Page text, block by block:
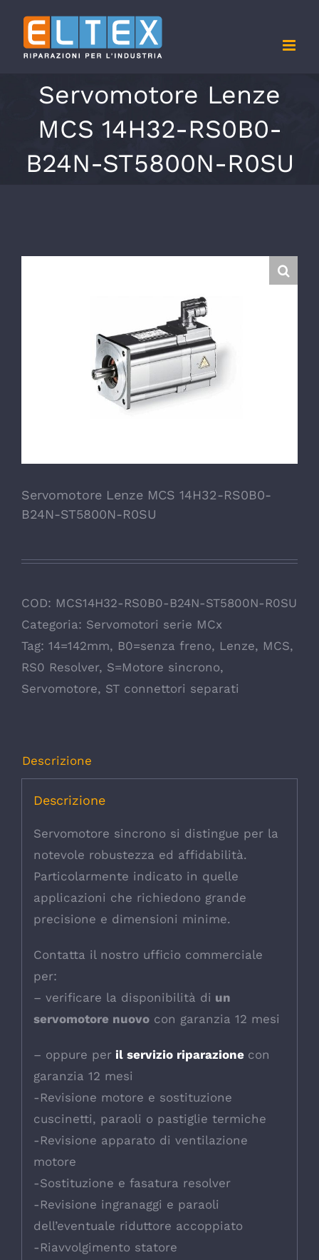
contenuto
Servomotore Lenze
MCS 14H32-RS0B0-
B24N-ST5800N-R0SU
Servomotore Lenze MCS 14H32-RS0B0-
B24N-ST5800N-R0SU
COD: MCS14H32-RS0B0-B24N-ST5800N-R0SU
Categoria: Servomotori serie MCx
Tag: 14=142mm, B0=senza freno, Lenze, MCS,
RS0 Resolver, S=Motore sincrono,
Servomotore, ST connettori separati
Descrizione
Descrizione
Servomotore sincrono si distingue per la
notevole robustezza ed affidabilità.
Particolarmente indicato in quelle
applicazioni che richiedono grande
precisione e dimensioni minime.
Contatta il nostro ufficio commerciale
per:
– verificare la disponibilità di un
servomotore nuovocon garanzia 12 mesi
– oppure peril servizio riparazione con
garanzia 12 mesi
-Revisione motore e sostituzione
cuscinetti, paraoli o pastiglie termiche
-Revisione apparato di ventilazione
motore
-Sostituzione e fasatura resolver
-Revisione ingranaggi e paraoli
dell’eventuale riduttore accoppiato
-Riavvolgimento statore